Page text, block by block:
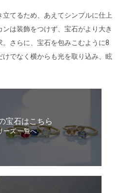
てるため、あえてシンプルに仕上
は装飾をつけず、宝石がより大き
。さらに、宝石を包みこむように8
でなく横からも光を取り込み、眩
宝石はこちら
ーズ 一覧へ